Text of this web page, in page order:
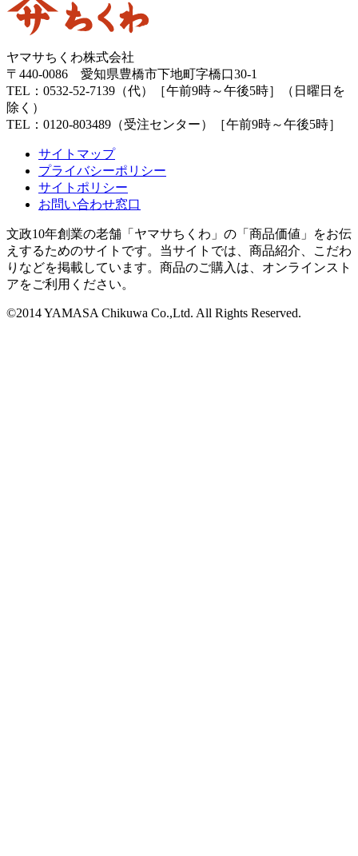
ヤマサちくわ株式会社
〒440-0086 愛知県豊橋市下地町字橋口30-1
TEL：0532-52-7139（代）［午前9時～午後5時］（日曜日を
除く）
TEL：0120-803489（受注センター）［午前9時～午後5時］
サイトマップ
プライバシーポリシー
サイトポリシー
お問い合わせ窓口
文政10年創業の老舗「ヤマサちくわ」の「商品価値」をお伝
えするためのサイトです。当サイトでは、商品紹介、こだわ
りなどを掲載しています。商品のご購入は、オンラインスト
アをご利用ください。
©2014 YAMASA Chikuwa Co.,Ltd. All Rights Reserved.